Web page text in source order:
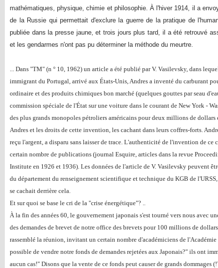
mathématiques, physique, chimie et philosophie. À l'hiver 1914, il a
de la Russie qui permettait d'exclure la guerre de la pratique de
publiée dans la presse jaune, et trois jours plus tard, il a été retrouvé
et les gendarmes n'ont pas pu déterminer la méthode du meurtre.
... Dans "TM" (n ° 10, 1962) un article a été publié par V. Vasilevsky, dans
immigrant du Portugal, arrivé aux États-Unis, Andres a inventé du carburant
ordinaire et des produits chimiques bon marché (quelques gouttes par seau
commission spéciale de l'État sur une voiture dans le courant de New York -
des plus grands monopoles pétroliers américains pour deux millions de dollars
Andres et les droits de cette invention, les cachant dans leurs coffres-forts.
reçu l'argent, a disparu sans laisser de trace. L'authenticité de l'invention de ce
certain nombre de publications (journal Esquire, articles dans la revue
Institute en 1926 et 1936). Les données de l'article de V. Vasilevsky peuvent
du département du renseignement scientifique et technique du KGB de
se cachait derrière cela.
Et sur quoi se base le cri de la "crise énergétique"? ..
À la fin des années 60, le gouvernement japonais s'est tourné vers nous avec
des demandes de brevet de notre office des brevets pour 100 millions de
rassemblé la réunion, invitant un certain nombre d'académiciens de
possible de vendre notre fonds de demandes rejetées aux Japonais?" ils ont
aucun cas!" Disons que la vente de ce fonds peut causer de grands dommages